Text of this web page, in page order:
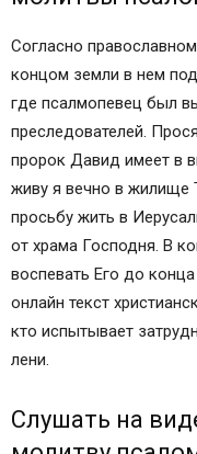
Согласно
концом земли в нем
где псалмопевец был
преследователей.
пророк Давид имеет в
живу я вечно в жилище
просьбу жить в
от храма Господня. В
воспевать Его до
онлайн текст
кто испытывает
лени.
Слушать на